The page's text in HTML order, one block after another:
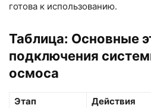
готова к использованию.
Таблица: Основные
подключения
осмоса
Этап
Действия